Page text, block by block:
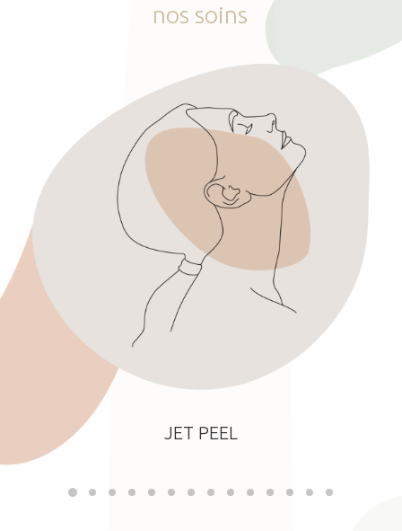
nos soins
JET PEEL